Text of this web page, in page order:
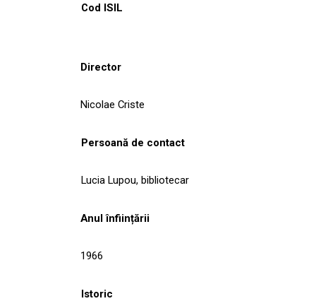
Cod ISIL
Director
Nicolae Criste
Persoană de contact
Lucia Lupou, bibliotecar
Anul înființării
1966
Istoric